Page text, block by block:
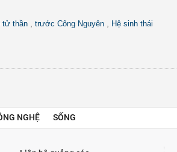
tử thần trước Công Nguyên Hệ sinh thái
NGHỆ SỐNG